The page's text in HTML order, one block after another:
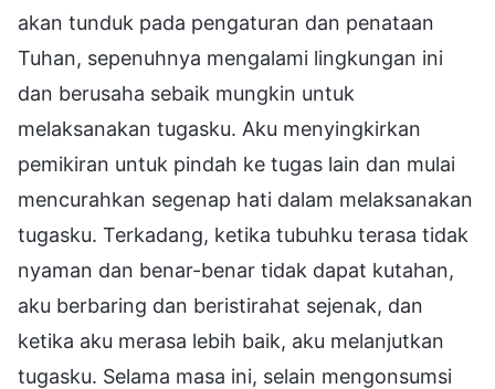
akan tunduk pada pengaturan dan penataan
Tuhan, sepenuhnya mengalami lingkungan ini
dan berusaha sebaik mungkin untuk
melaksanakan tugasku. Aku menyingkirkan
pemikiran untuk pindah ke tugas lain dan mulai
mencurahkan segenap hati dalam melaksanakan
tugasku. Terkadang, ketika tubuhku terasa tidak
nyaman dan benar-benar tidak dapat kutahan,
aku berbaring dan beristirahat sejenak, dan
ketika aku merasa lebih baik, aku melanjutkan
tugasku. Selama masa ini, selain mengonsumsi